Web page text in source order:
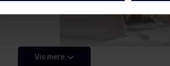
Vis mere